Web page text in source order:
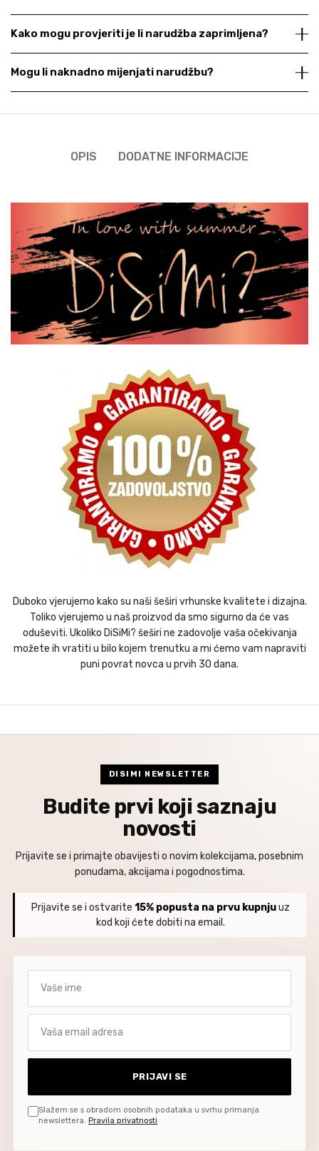
Kako mogu provjeriti je li narudžba zaprimljena?
Mogu li naknadno mijenjati narudžbu?
OPIS DODATNE INFORMACIJE
Duboko vjerujemo kako su naši šeširi vrhunske kvalitete i dizajna.
Toliko vjerujemo u naš proizvod da smo sigurno da će vas
oduševiti. Ukoliko DiSiMi? šeširi ne zadovolje vaša očekivanja
možete ih vratiti u bilo kojem trenutku a mi ćemo vam napraviti
puni povrat novca u prvih 30 dana.
DISIMI NEWSLETTER
Budite prvi koji saznaju
novosti
Prijavite se i primajte obavijesti o novim kolekcijama, posebnim
ponudama, akcijama i pogodnostima.
Prijavite se i ostvarite 15% popusta na prvu kupnjuuz
kod koji ćete dobiti na email.
PRIJAVI SE
Slažem se s obradom osobnih podataka u svrhu primanja
newslettera. Pravila privatnosti